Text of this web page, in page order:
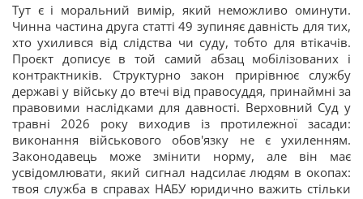
Тут є і моральний вимір, який неможливо оминути.
Чинна частина друга статті 49 зупиняє давність для тих,
хто ухилився від слідства чи суду, тобто для втікачів.
Проєкт дописує в той самий абзац мобілізованих і
контрактників. Структурно закон прирівнює службу
державі у війську до втечі від правосуддя, принаймні за
правовими наслідками для давності. Верховний Суд у
травні 2026 року виходив із протилежної засади:
виконання військового обов'язку не є ухиленням.
Законодавець може змінити норму, але він має
усвідомлювати, який сигнал надсилає людям в окопах:
твоя служба в справах НАБУ юридично важить стільки